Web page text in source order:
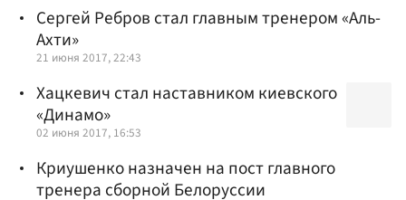
Сергей Ребров стал главным тренером «Аль-
Ахти»
21 июня 2017, 22:43
Хацкевич стал наставником киевского
«Динамо»
02 июня 2017, 16:53
Криушенко назначен на пост главного
тренера сборной Белоруссии